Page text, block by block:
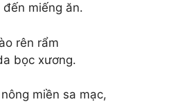
miếng ăn.
rên rẩm
bọc xương.
miền sa mạc,